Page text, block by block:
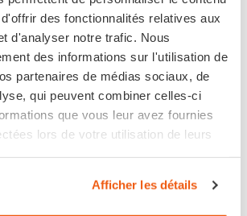
des fonctionnalités relatives aux
d'analyser notre trafic. Nous
des informations sur l'utilisation de
partenaires de médias sociaux, de
qui peuvent combiner celles-ci
que vous leur avez fournies
lors de votre utilisation de leurs
Afficher les détails
LES OPTIONS DE LIVRAISON
sous 6 jours ouvrés